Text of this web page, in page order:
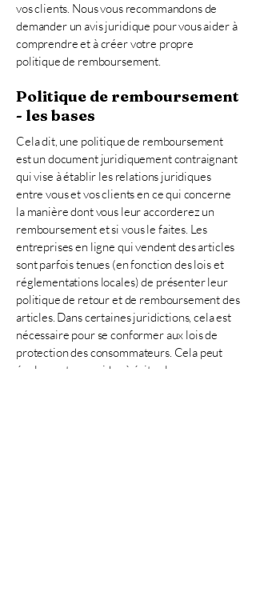
vos clients. Nous vous recommandons de
demander un avis juridique pour vous aider à
comprendre et à créer votre propre
politique de remboursement.
Politique de remboursement
- les bases
Cela dit, une politique de remboursement
est un document juridiquement contraignant
qui vise à établir les relations juridiques
entre vous et vos clients en ce qui concerne
la manière dont vous leur accorderez un
remboursement et si vous le faites. Les
entreprises en ligne qui vendent des articles
sont parfois tenues (en fonction des lois et
réglementations locales) de présenter leur
politique de retour et de remboursement des
articles. Dans certaines juridictions, cela est
nécessaire pour se conformer aux lois de
protection des consommateurs. Cela peut
également vous aider à éviter les